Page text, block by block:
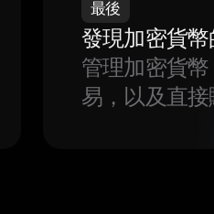
最後
發現加密貨
管理加密貨
易，以及直